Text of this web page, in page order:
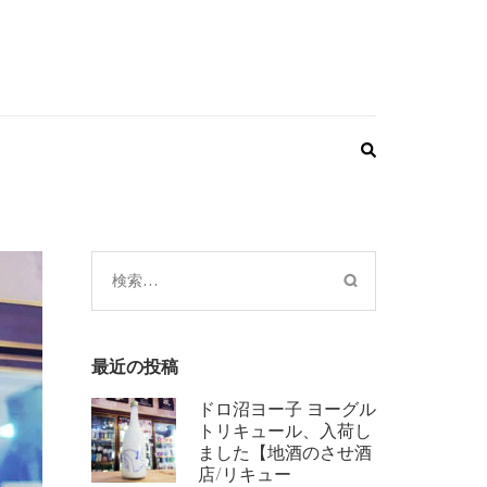
検
索:
最近の投稿
ドロ沼ヨー子 ヨーグル
トリキュール、入荷し
ました【地酒のさせ酒
店/リキュー